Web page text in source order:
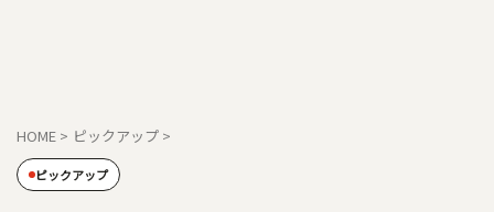
HOME > ピックアップ >
ピックアップ